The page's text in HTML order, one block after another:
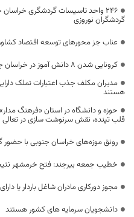
246 واحد تاسیسات گردشگری
گردشگران نوروزی
عناب جز محورهای توسعه اقتصاد
کرونایی شدن ۸ دانش آموز در خراسان جنوبی/ ابتلا درون مدرسه‌ای نیست
مدیران مکلف جذب اعتبارات تملک
هستند
حوزه و دانشگاه در استان «فرهنگ
قلب تپنده، نقش سرنوشت سازی در تعالی
رونق موزه‌های خراسان جنوبی با حضور
خطیب جمعه بیرجند: فتح خرمشهر
مجوز دورکاری مادران شاغل باردار یا دارای فرزند زیر
دانشجویان سرمایه های کشور هستند